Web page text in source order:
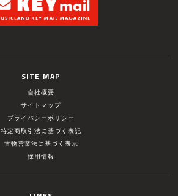
SITE MAP
会社概要
サイトマップ
プライバシーポリシー
特定商取引法に基づく表記
古物営業法に基づく表示
採用情報